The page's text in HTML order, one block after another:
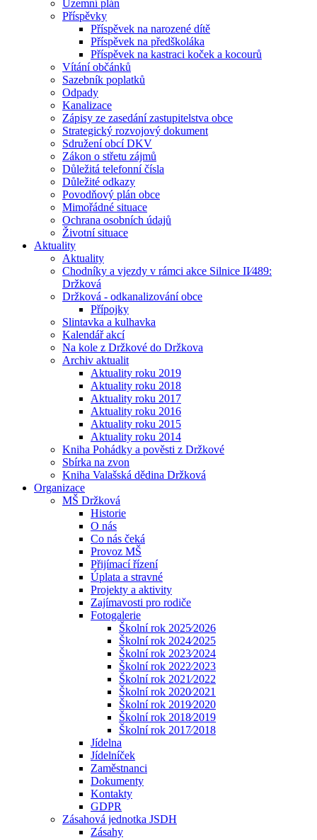
Územní plán
Příspěvky
Příspěvek na narozené dítě
Příspěvek na předškoláka
Příspěvek na kastraci koček a kocourů
Vítání občánků
Sazebník poplatků
Odpady
Kanalizace
Zápisy ze zasedání zastupitelstva obce
Strategický rozvojový dokument
Sdružení obcí DKV
Zákon o střetu zájmů
Důležitá telefonní čísla
Důležité odkazy
Povodňový plán obce
Mimořádné situace
Ochrana osobních údajů
Životní situace
Aktuality
Aktuality
Chodníky a vjezdy v rámci akce Silnice II⁄489:
Držková
Držková - odkanalizování obce
Přípojky
Slintavka a kulhavka
Kalendář akcí
Na kole z Držkové do Držkova
Archiv aktualit
Aktuality roku 2019
Aktuality roku 2018
Aktuality roku 2017
Aktuality roku 2016
Aktuality roku 2015
Aktuality roku 2014
Kniha Pohádky a pověsti z Držkové
Sbírka na zvon
Kniha Valašská dědina Držková
Organizace
MŠ Držková
Historie
O nás
Co nás čeká
Provoz MŠ
Přijímací řízení
Úplata a stravné
Projekty a aktivity
Zajímavosti pro rodiče
Fotogalerie
Školní rok 2025⁄2026
Školní rok 2024⁄2025
Školní rok 2023⁄2024
Školní rok 2022⁄2023
Školní rok 2021⁄2022
Školní rok 2020⁄2021
Školní rok 2019⁄2020
Školní rok 2018⁄2019
Školní rok 2017⁄2018
Jídelna
Jídelníček
Zaměstnanci
Dokumenty
Kontakty
GDPR
Zásahová jednotka JSDH
Zásahy